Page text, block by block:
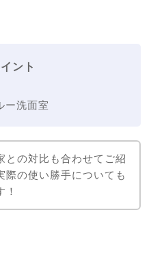
ント
ー洗面室
との対比も合わせてご紹
際の使い勝手についても